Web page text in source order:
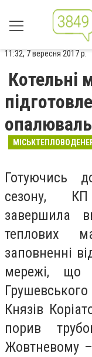
11:32, 7 вересня 2017 р.
Котельні
Готуючись
сезону, КП
завершила
теплових
заповненні
мережі, що
Грушевського
Князів
порив
Жовтневому